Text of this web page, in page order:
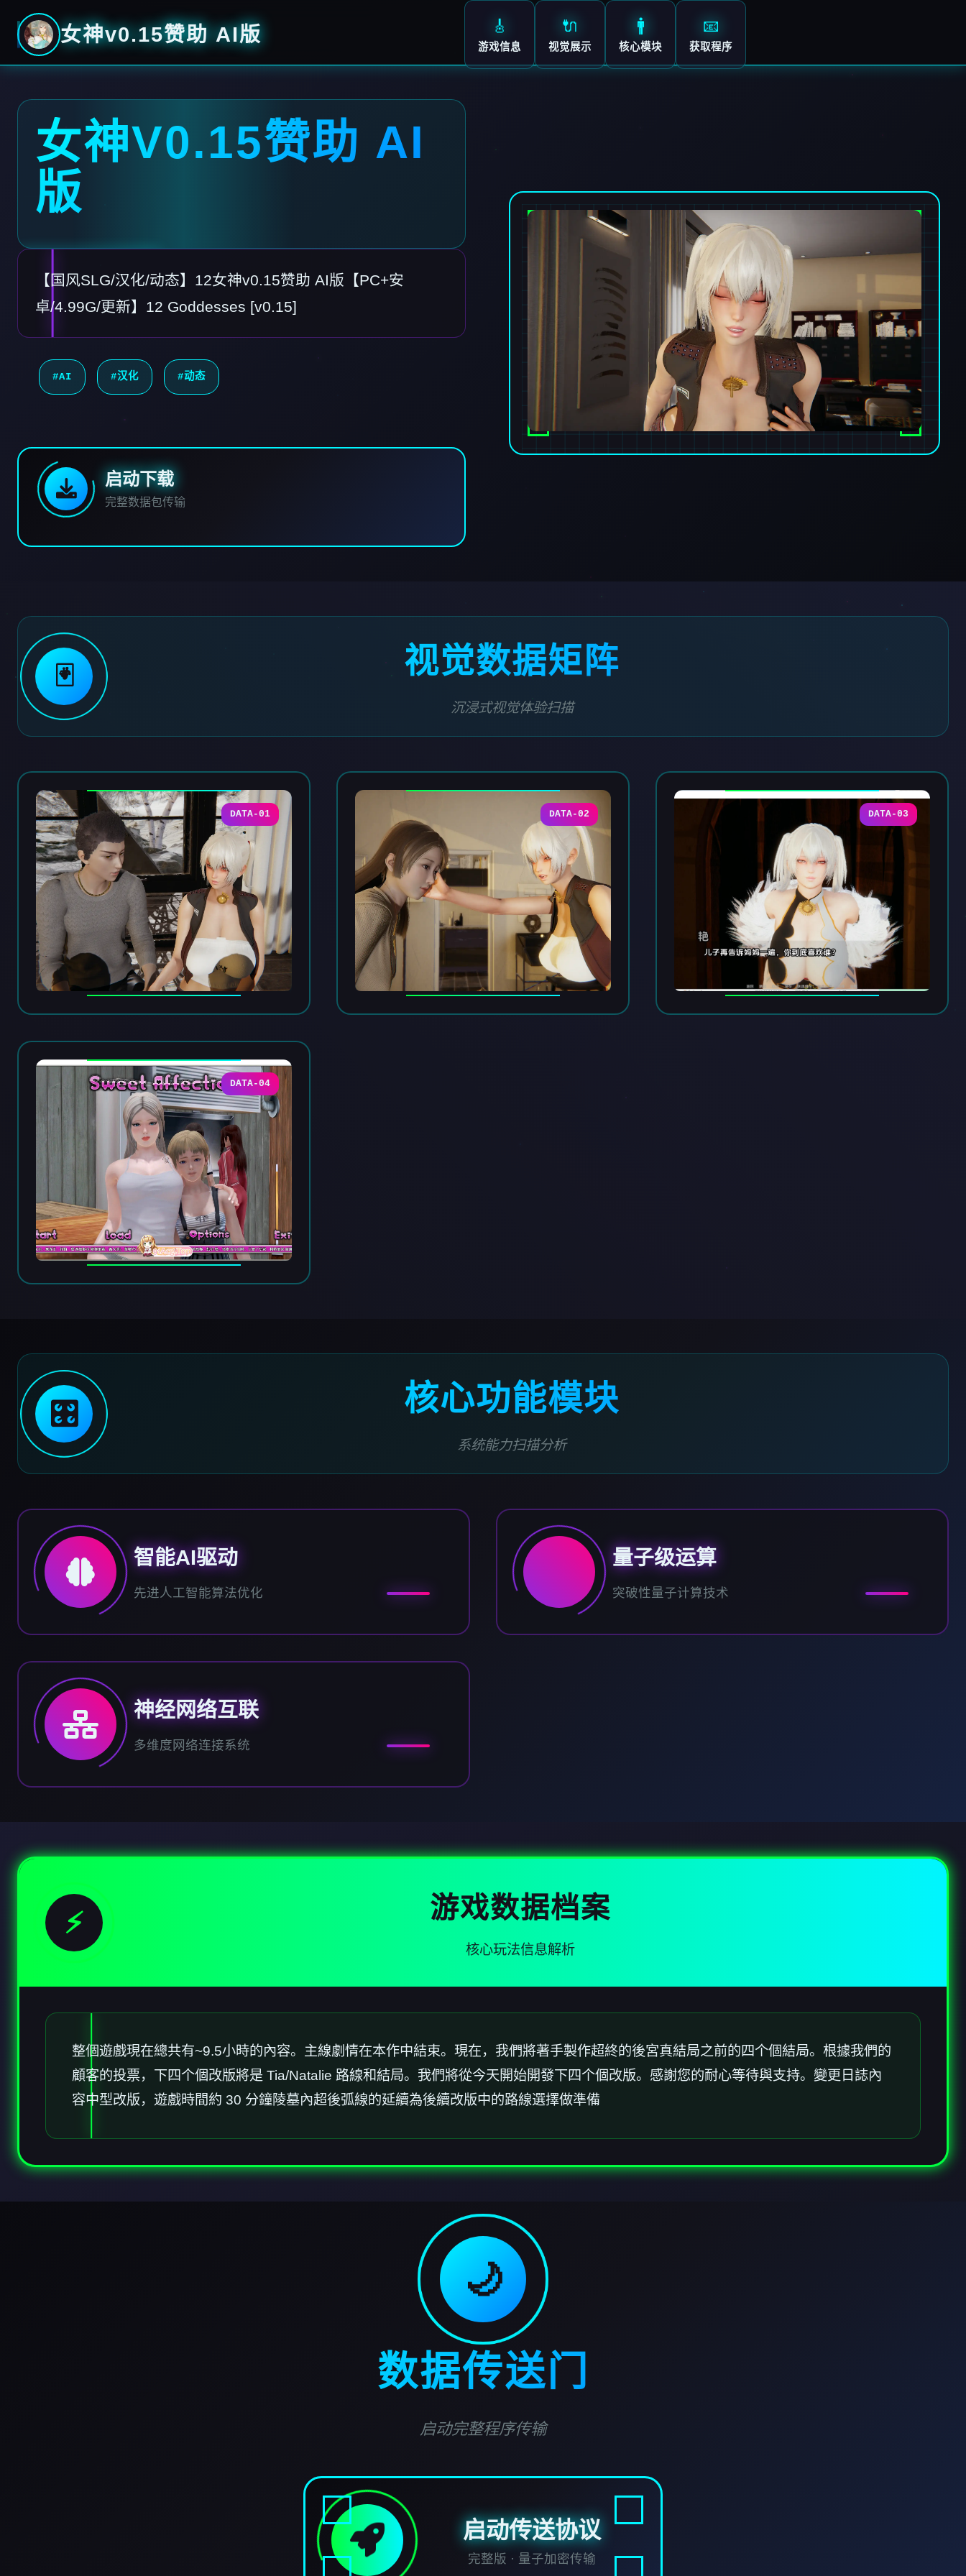
女神v0.15赞助 AI版 🎸
游戏信息
🔌
视觉展示
🚹
核心模块
📧
获取程序
女神V0.15赞助 AI
版
【国风SLG/汉化/动态】12女神v0.15赞助 AI版【PC+安
卓/4.99G/更新】12 Goddesses [v0.15]
#AI #汉化 #动态
启动下载
完整数据包传输
🃏 视觉数据矩阵
沉浸式视觉体验扫描
DATA-01 DATA-02 DATA-03
DATA-04
🎛️ 核心功能模块
系统能力扫描分析
智能AI驱动
先进人工智能算法优化
量子级运算
突破性量子计算技术
神经网络互联
多维度网络连接系统
⚡ 游戏数据档案
核心玩法信息解析
整個遊戲現在總共有~9.5小時的內容。主線劇情在本作中結束。現在，我們將著手製作超終的後宮真結局之前的四个個結局。根據我們的
顧客的投票，下四个個改版將是 Tia/Natalie 路線和結局。我們將從今天開始開發下四个個改版。感謝您的耐心等待與支持。變更日誌內
容中型改版，遊戲時間約 30 分鐘陵墓內超後弧線的延續為後續改版中的路線選擇做準備
🌙
数据传送门
启动完整程序传输
启动传送协议
完整版 · 量子加密传输